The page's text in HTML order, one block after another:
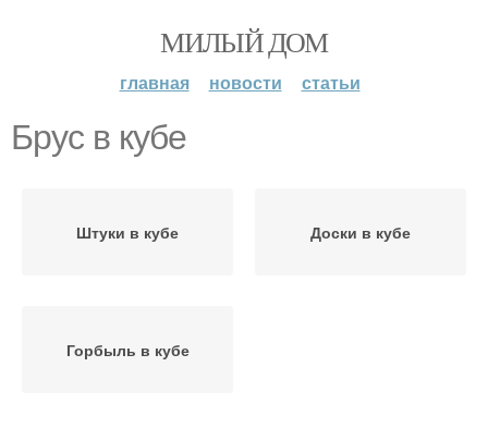
МИЛЫЙ ДОМ
главная новости статьи
Брус в кубе
Штуки в кубе Доски в кубе
Горбыль в кубе